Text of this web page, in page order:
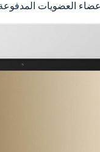
العضويات المدفوعة